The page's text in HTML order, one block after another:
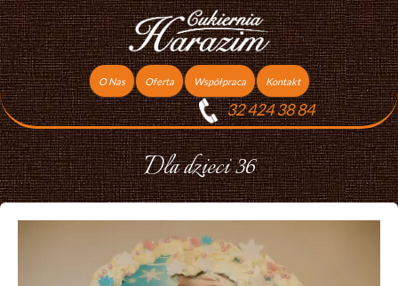
Dla dzieci 36
O Nas Oferta
Torty
Ciasta
Ciasteczka
Podziękowania dla gości
Współpraca
Praca
Kontakt
32 424 38 84